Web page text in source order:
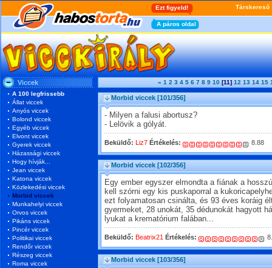
Viccek
A 100 legfrissebb
Állat viccek
Anyós viccek
Bolond viccek
Egyéb viccek
Elvont viccek
Gyerek viccek
Házassági viccek
Hogy hívják...
Jean viccek
Katona viccek
Közlekedési viccek
Morbid viccek
Munkahelyi viccek
Orvos viccek
Pikáns viccek
Pincér viccek
Politikai viccek
Rendőr viccek
Részeg viccek
Roma viccek
« 1 2 3 4 5 6 7 8 9 10 [11] 12 13 14 15
Morbid viccek [101/356]
- Milyen a falusi abortusz?
- Lelövik a gólyát.
Beküldő: Liz7 Értékelés: 8.88
Morbid viccek [102/356]
Egy ember egyszer elmondta a fiának a
kell szórni egy kis puskaporral a
ezt folyamatosan csinálta, és 93 éves koráig
gyermeket, 28 unokát, 35 dédunokát hagyott
lyukat a krematórium falában...
Beküldő: Beatrix21 Értékelés:
Morbid viccek [103/356]